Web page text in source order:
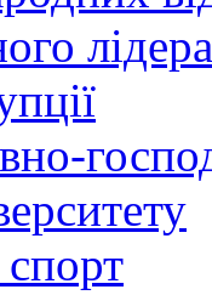
лідера
спорт